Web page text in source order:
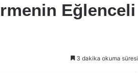
Eğlenceli
3 dakika okuma süresi